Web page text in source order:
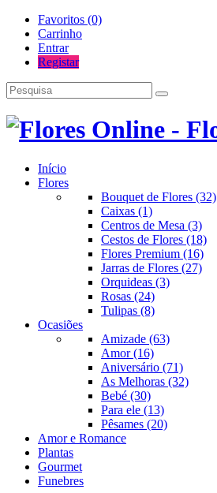
Favoritos (0)
Carrinho
Entrar
Registar
Início
Flores
Bouquet de Flores (32)
Caixas (1)
Centros de Mesa (3)
Cestos de Flores (18)
Flores Premium (16)
Jarras de Flores (27)
Orquideas (3)
Rosas (24)
Tulipas (8)
Ocasiões
Amizade (63)
Amor (16)
Aniversário (71)
As Melhoras (32)
Bebé (30)
Para ele (13)
Pêsames (20)
Amor e Romance
Plantas
Gourmet
Funebres